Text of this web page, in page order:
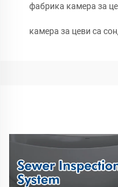
фабрика камера за
камера за цеви са